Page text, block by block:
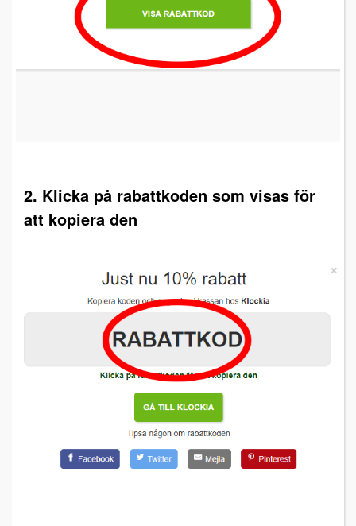
2. Klicka på rabattkoden som visas för
att kopiera den